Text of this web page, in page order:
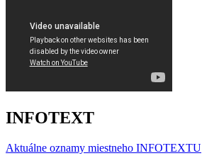
INFOTEXT
Aktuálne oznamy miestneho INFOTEXTU